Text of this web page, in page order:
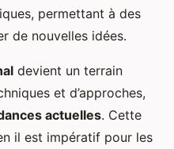
permettant à des
de nouvelles idées.
devient un terrain
et d’approches,
actuelles. Cette
il est impératif pour les